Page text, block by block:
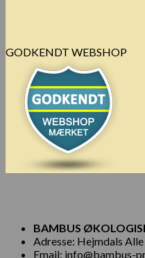
GODKENDT WEBSHOP
BAMBUS
Adresse: Hejmdals
Email: info@bambus-